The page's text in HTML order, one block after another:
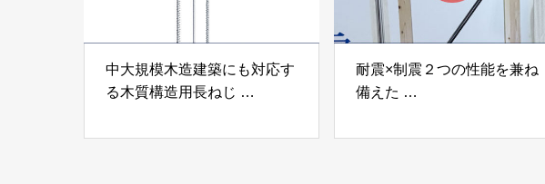
中大規模木造建築にも対応す
る木質構造用長ねじ
ス」 株式会社カナイ
耐震×制震２つの性能を兼ね
備えた
工業株式会社